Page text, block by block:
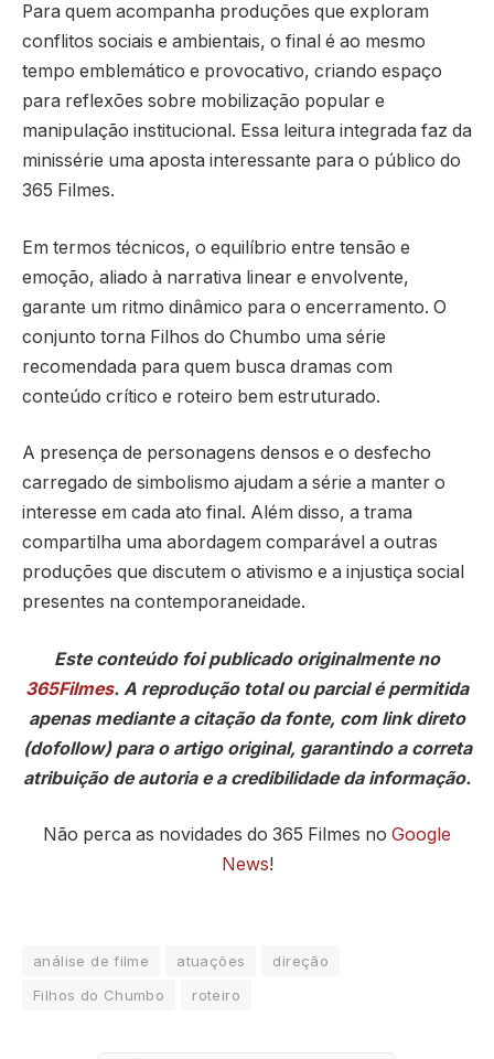
Para quem acompanha produções que exploram
conflitos sociais e ambientais, o final é ao mesmo
tempo emblemático e provocativo, criando espaço
para reflexões sobre mobilização popular e
manipulação institucional. Essa leitura integrada faz da
minissérie uma aposta interessante para o público do
365 Filmes.
Em termos técnicos, o equilíbrio entre tensão e
emoção, aliado à narrativa linear e envolvente,
garante um ritmo dinâmico para o encerramento. O
conjunto torna Filhos do Chumbo uma série
recomendada para quem busca dramas com
conteúdo crítico e roteiro bem estruturado.
A presença de personagens densos e o desfecho
carregado de simbolismo ajudam a série a manter o
interesse em cada ato final. Além disso, a trama
compartilha uma abordagem comparável a outras
produções que discutem o ativismo e a injustiça social
presentes na contemporaneidade.
Este conteúdo foi publicado originalmente no
365Filmes. A reprodução total ou parcial é permitida
apenas mediante a citação da fonte, com link direto
(dofollow) para o artigo original, garantindo a correta
atribuição de autoria e a credibilidade da informação.
Não perca as novidades do 365 Filmes no Google
News!
análise de filme atuações
direção
Filhos do Chumbo
roteiro